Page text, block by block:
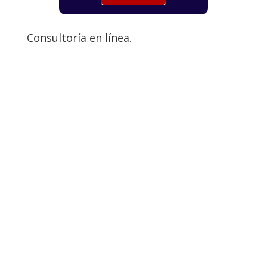
Consultoría en línea.